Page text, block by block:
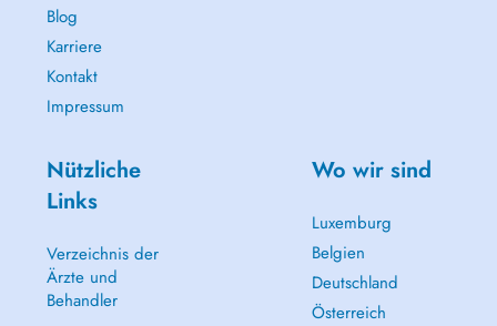
Blog
Karriere
Kontakt
Impressum
Nützliche
Links
Verzeichnis der
Ärzte und
Behandler
Wo wir sind
Luxemburg
Belgien
Deutschland
Österreich